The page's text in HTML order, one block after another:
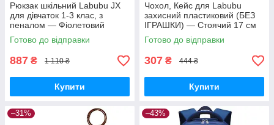
Рюкзак шкільний Labubu JX
для дівчаток 1-3 клас, з
пеналом — Фіолетовий
Готово до відправки
887 ₴ 1 110 ₴
Купити
Чохол, Кейс для Labubu
захисний пластиковий (БЕЗ
ІГРАШКИ) — Стоячий 17 см
Macaron/Energy
Готово до відправки
307 ₴ 444 ₴
Купити
–31% –43%